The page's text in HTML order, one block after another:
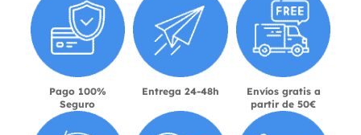
Pago 100%
Seguro
Entrega 24-48h
Envíos gratis a
partir de 50€